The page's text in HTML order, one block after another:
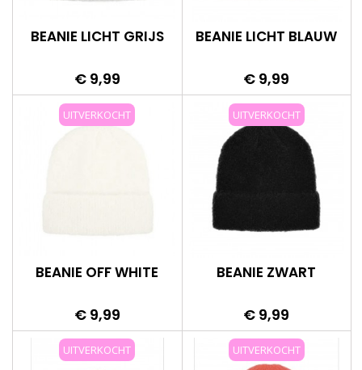
BEANIE LICHT GRIJS
Prijs
€ 9,99
BEANIE LICHT BLAUW
Prijs
€ 9,99
UITVERKOCHT
BEANIE OFF WHITE
Prijs
€ 9,99
UITVERKOCHT
BEANIE ZWART
Prijs
€ 9,99
UITVERKOCHT UITVERKOCHT